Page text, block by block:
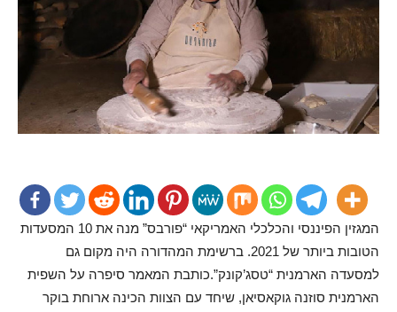
המגזין הפיננסי והכלכלי האמריקאי “פורבס” מנה את 10 המסעדות
הטובות ביותר של 2021. ברשימת המהדורה היה מקום גם
למסעדה הארמנית “טסג’קונק”.כותבת המאמר סיפרה על השפית
הארמנית סוזנה גוקאסיאן, שיחד עם הצוות הכינה ארוחת בוקר